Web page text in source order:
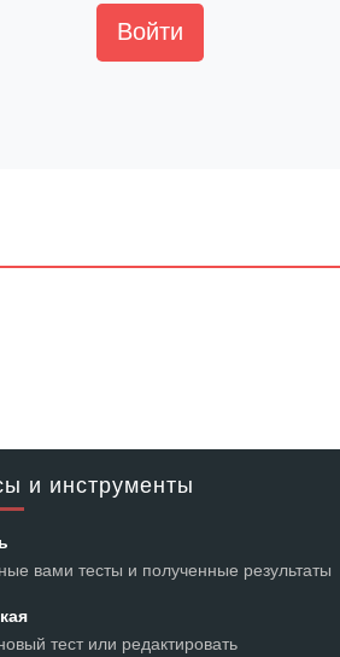
Войти
и инструменты
вами тесты и полученные результаты
тест или редактировать